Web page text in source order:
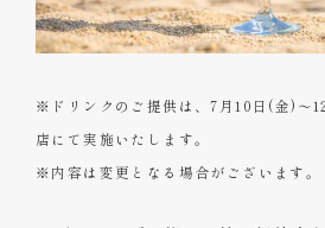
※ドリンクのご提供は、7月10日(金)～
店にて実施いたします。
※内容は変更となる場合がございます。